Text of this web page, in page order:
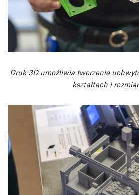
Druk 3D umożliwia tworzenie
kształtach i